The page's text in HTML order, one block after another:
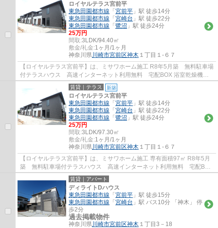
ロイヤルテラス宮前平
東急田園都市線 「 宮前平 」駅 徒歩14分
東急田園都市線 「 宮崎台 」駅 徒歩22分
東急田園都市線 「 鷺沼 」駅 徒歩24分
25万円
間取:3LDK/94.40㎡
敷金/礼金:1ヶ月/1ヶ月
神奈川県川崎市宮前区神木 １丁目１-６７
【ロイヤルテラス宮前平】は、ミサワホーム施工 R8年5月築 無料駐車場
付テラスハウス 高速インターネット利用無料 宅配BOX 浴室乾燥機
TVインターホン EV車用コンセント完備で設...
賃貸｜テラス 新築
ロイヤルテラス宮前平
東急田園都市線 「 宮前平 」駅 徒歩14分
東急田園都市線 「 宮崎台 」駅 徒歩22分
東急田園都市線 「 鷺沼 」駅 徒歩24分
25万円
間取:3LDK/97.30㎡
敷金/礼金:1ヶ月/1ヶ月
神奈川県川崎市宮前区神木 １丁目１-６７
【ロイヤルテラス宮前平】は、ミサワホーム施工 専有面積97㎡ R8年5月
築 無料駐車場付テラスハウス 高速インターネット利用無料 宅配BOX
浴室乾燥機 TVインターホン EV車用コンセ...
賃貸｜アパート
ディライトDハウス
東急田園都市線 「 宮前平 」駅 徒歩15分
東急田園都市線 「 宮崎台 」駅 バス10分 「神木」 停
歩2分
過去掲載物件
神奈川県川崎市宮前区神木 １丁目3－18